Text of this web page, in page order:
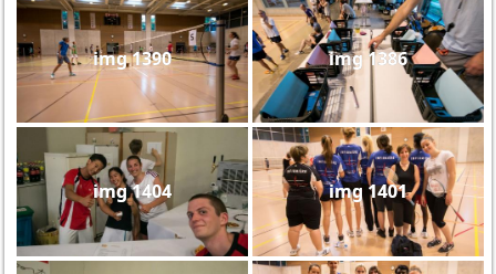
img 1390 img 1386
img 1404 img 1401